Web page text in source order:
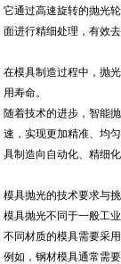
它通过高速旋转的抛光
面进行精细处理，有效
在模具制造过程中，抛
用寿命。
随着技术的进步，智能
速，实现更加精准、均
具制造向自动化、精细化
模具抛光的技术要求与
模具抛光不同于一般工
不同材质的模具需要采
例如，钢材模具通常需